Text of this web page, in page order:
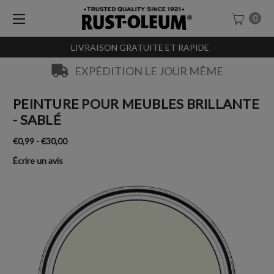
LIVRAISON GRATUITE ET RAPIDE
0
EXPÉDITION LE JOUR MÊME
PEINTURE POUR MEUBLES BRILLANTE
- SABLÉ
€0,99 - €30,00
Écrire un avis